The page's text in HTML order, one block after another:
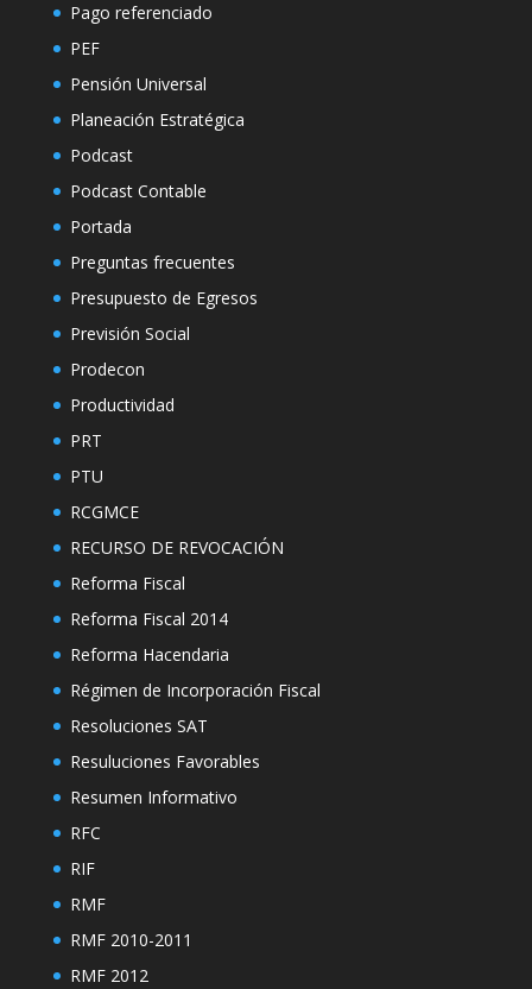
Pago referenciado
PEF
Pensión Universal
Planeación Estratégica
Podcast
Podcast Contable
Portada
Preguntas frecuentes
Presupuesto de Egresos
Previsión Social
Prodecon
Productividad
PRT
PTU
RCGMCE
RECURSO DE REVOCACIÓN
Reforma Fiscal
Reforma Fiscal 2014
Reforma Hacendaria
Régimen de Incorporación Fiscal
Resoluciones SAT
Resuluciones Favorables
Resumen Informativo
RFC
RIF
RMF
RMF 2010-2011
RMF 2012